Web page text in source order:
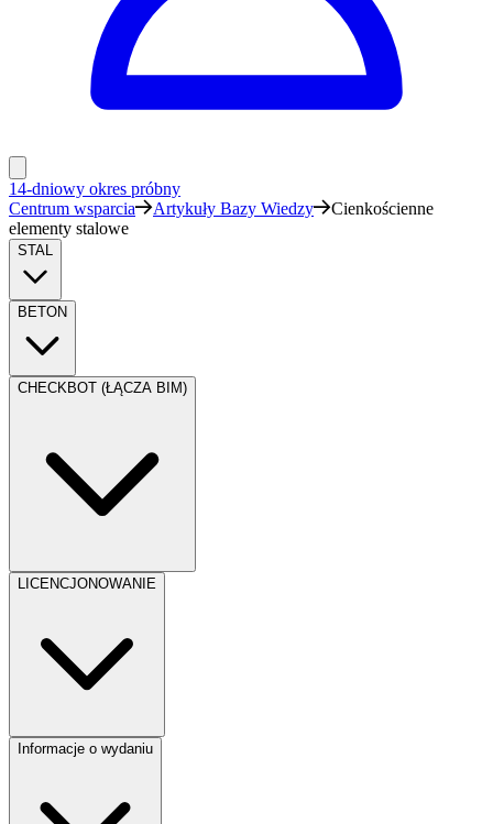
14-dniowy okres próbny
Centrum wsparcia
Artykuły Bazy Wiedzy
Cienkościenne
elementy stalowe
STAL
BETON
CHECKBOT (ŁĄCZA BIM)
LICENCJONOWANIE
Informacje o wydaniu